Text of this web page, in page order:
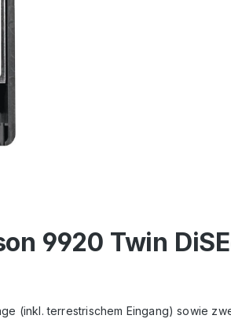
9920 Twin
(inkl. terrestrischem Eingang) sowie